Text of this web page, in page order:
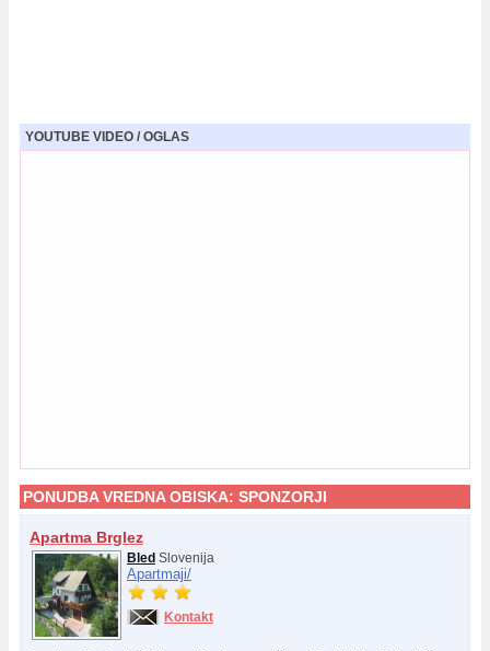
YOUTUBE VIDEO / OGLAS
PONUDBA VREDNA OBISKA: SPONZORJI
Apartma Brglez
Bled Slovenija
Apartmaji/
Kontakt